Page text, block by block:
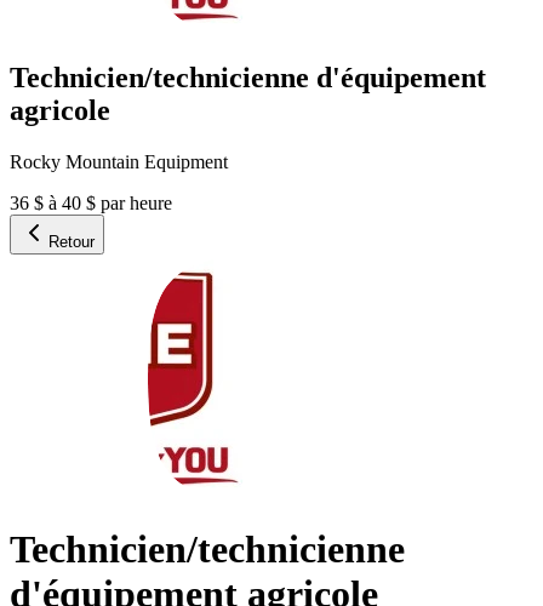
Technicien/technicienne d'équipement
agricole
Rocky Mountain Equipment
36 $ à 40 $ par heure
Retour
Technicien/technicienne
d'équipement agricole